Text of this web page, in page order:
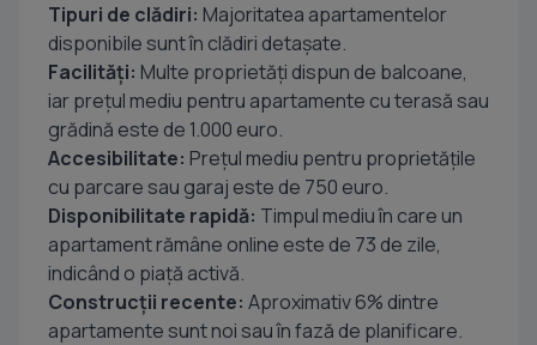
Tipuri de clădiri: Majoritatea apartamentelor
disponibile sunt în clădiri detașate.
Facilități: Multe proprietăți dispun de balcoane,
iar prețul mediu pentru apartamente cu terasă sau
grădină este de 1.000 euro.
Accesibilitate: Prețul mediu pentru proprietățile
cu parcare sau garaj este de 750 euro.
Disponibilitate rapidă: Timpul mediu în care un
apartament rămâne online este de 73 de zile,
indicând o piață activă.
Construcții recente: Aproximativ 6% dintre
apartamente sunt noi sau în fază de planificare.